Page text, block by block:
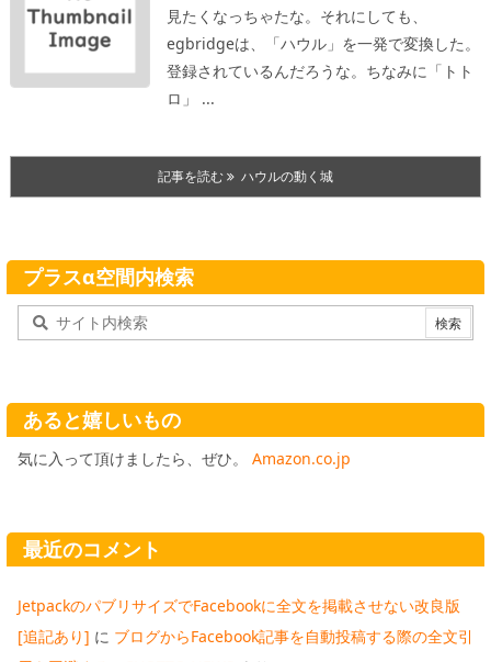
見たくなっちゃたな。 それにしても、
egbridgeは、「ハウル」を一発で変換した。
登録されているんだろうな。ちなみに「トト
ロ」 ...
記事を読む ハウルの動く城
プラスα空間内検索
あると嬉しいもの
気に入って頂けましたら、ぜひ。 Amazon.co.jp
最近のコメント
JetpackのパブリサイズでFacebookに全文を掲載させない改良版
[追記あり] に ブログからFacebook記事を自動投稿する際の全文引